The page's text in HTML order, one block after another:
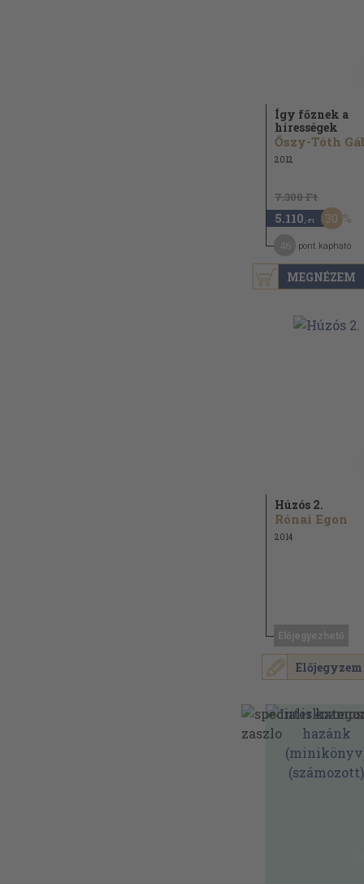
MEGNÉZEM
Így főznek a
hírességek
2012
7.300 Ft
5.110 ,-Ft 30
pont kapható
Előjegyzem
Húzós 2.
Rónai Egon
2014